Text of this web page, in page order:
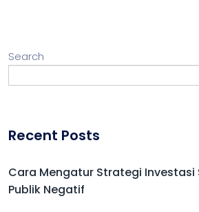
Search
Recent Posts
Cara Mengatur Strategi Investasi
Publik Negatif